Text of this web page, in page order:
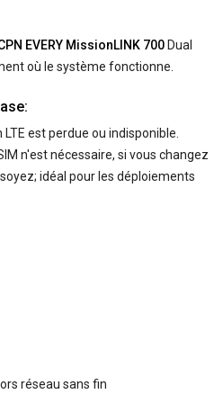
EVERY MissionLINK 700 Dual
où le système fonctionne.
est perdue ou indisponible.
n'est nécessaire, si vous changez
idéal pour les déploiements
réseau sans fin